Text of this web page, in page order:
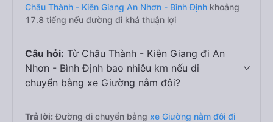
Châu Thành - Kiên Giang An Nhơn - Bình Định khoảng
17.8 tiếng nếu đường đi khá thuận lợi
Câu hỏi: Từ Châu Thành - Kiên Giang đi An
Nhơn - Bình Định bao nhiêu km nếu di
chuyển bằng xe Giường nằm đôi?
Trả lời: Đường di chuyển bằng xe Giường nằm đôi đi